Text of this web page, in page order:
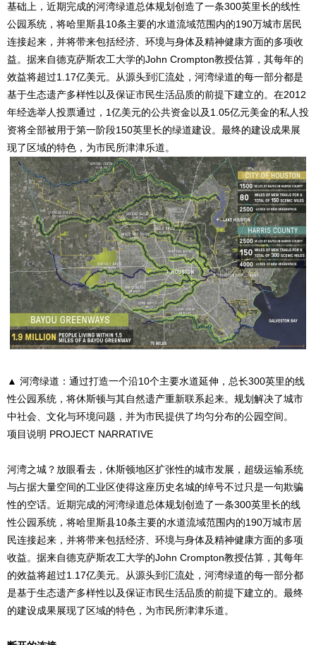
基础上，近期完成的河湾绿道总体规划创造了一条300英里长的线性
公园系统，将哈里斯县10条主要的水道流域范围内的190万城市居民
连接起来，并将带来包括经济、环境与身体及精神健康方面的多项收
益。据来自德克萨斯农工大学的John Crompton教授估算，其每年的
效益将超过1.17亿美元。从源头到汇流处，河湾绿道的每一部分都是
基于生态遗产多样性以及保证市民生活品质的前提下建立的。在2012
年经选举人投票通过，1亿美元的公共资金以及1.05亿元美金的私人投
资将全部被用于第一阶段150英里长的绿道建设。最终的建设成果展
现了区域的特色，为市民所津津乐道。
▲ 河湾绿道：通过打造一个沿10个主要水道延伸，总长300英里的线
性公园系统，将休斯顿与其自然遗产重新联系起来。规划解决了城市
中社会、文化与环境问题，并为市民提供了均匀分布的公园空间。
项目说明 PROJECT NARRATIVE
河湾之城？放眼看去，休斯顿地区扩张性的城市发展，超级运输系统
与占据大量空间的工业区使得这座历史名城的绰号不过只是一句欺骗
性的空话。近期完成的河湾绿道总体规划创造了一条300英里长的线
性公园系统，将哈里斯县10条主要的水道流域范围内的190万城市居
民连接起来，并将带来包括经济、环境与身体及精神健康方面的多项
收益。据来自德克萨斯农工大学的John Crompton教授估算，其每年
的效益将超过1.17亿美元。从源头到汇流处，河湾绿道的每一部分都
是基于生态遗产多样性以及保证市民生活品质的前提下建立的。最终
的建设成果展现了区域的特色，为市民所津津乐道。